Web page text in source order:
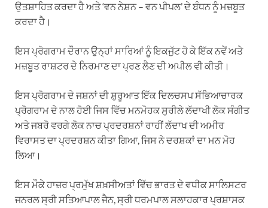
ਉਤਸ਼ਾਹਿਤ ਕਰਦਾ ਹੈ ਅਤੇ ‘ਵਨ ਨੇਸ਼ਨ – ਵਨ ਪੀਪਲ’ ਦੇ ਬੰਧਨ ਨੂੰ ਮਜ਼ਬੂਤ
ਕਰਦਾ ਹੈ।
ਇਸ ਪ੍ਰੋਗਰਾਮ ਦੌਰਾਨ ਉਨ੍ਹਾਂ ਸਾਰਿਆਂ ਨੂੰ ਇਕਜੁੱਟ ਹੋ ਕੇ ਇੱਕ ਨਵੇਂ ਅਤੇ
ਮਜ਼ਬੂਤ ਰਾਸ਼ਟਰ ਦੇ ਨਿਰਮਾਣ ਦਾ ਪ੍ਰਣ ਲੈਣ ਦੀ ਅਪੀਲ ਵੀ ਕੀਤੀ।
ਇਸ ਪ੍ਰੋਗਰਾਮ ਦੇ ਜਸ਼ਨਾਂ ਦੀ ਸ਼ੁਰੂਆਤ ਇੱਕ ਦਿਲਚਸਪ ਸੱਭਿਆਚਾਰਕ
ਪ੍ਰੋਗਰਾਮ ਦੇ ਨਾਲ ਹੋਈ ਜਿਸ ਵਿੱਚ ਮਨਮੋਹਕ ਸੁਰੀਲੇ ਲੱਦਾਖੀ ਲੋਕ ਸੰਗੀਤ
ਅਤੇ ਜਬਰੋ ਵਰਗੇ ਲੋਕ ਨਾਚ ਪ੍ਰਦਰਸ਼ਨਾਂ ਰਾਹੀਂ ਲੱਦਾਖ ਦੀ ਅਮੀਰ
ਵਿਰਾਸਤ ਦਾ ਪ੍ਰਦਰਸ਼ਨ ਕੀਤਾ ਗਿਆ, ਜਿਸ ਨੇ ਦਰਸ਼ਕਾਂ ਦਾ ਮਨ ਮੋਹ
ਲਿਆ।
ਇਸ ਮੌਕੇ ਹਾਜ਼ਰ ਪ੍ਰਮੁੱਖ ਸ਼ਖ਼ਸੀਅਤਾਂ ਵਿੱਚ ਭਾਰਤ ਦੇ ਵਧੀਕ ਸਾਲਿਸਟਰ
ਜਨਰਲ ਸ੍ਰੀ ਸਤਿਆਪਾਲ ਜੈਨ, ਸ੍ਰੀ ਧਰਮਪਾਲ ਸਲਾਹਕਾਰ ਪ੍ਰਸ਼ਾਸਕ